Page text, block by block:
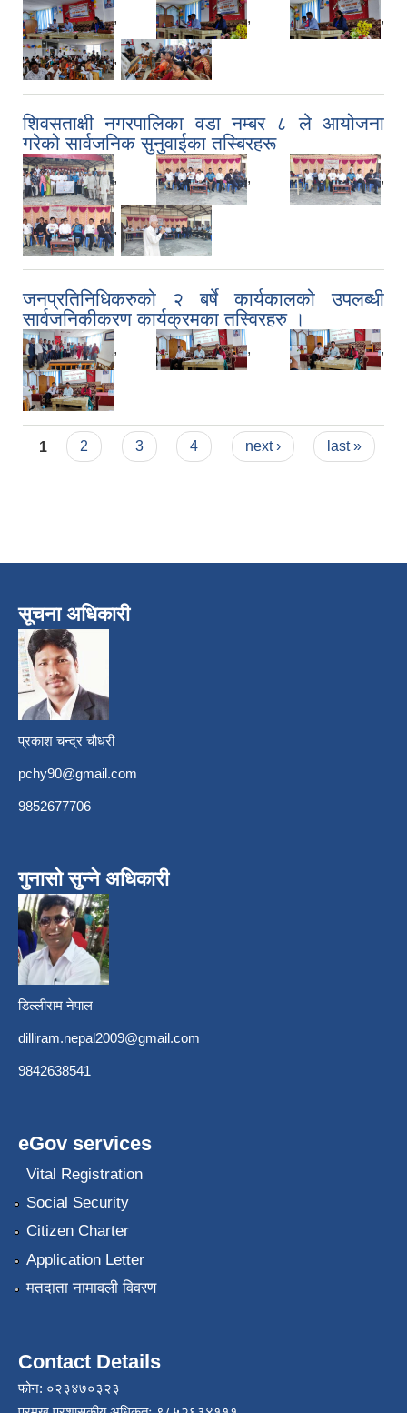
, , ,
,
शिवसताक्षी नगरपालिका वडा नम्बर ८ ले आयोजना
गरेको सार्वजनिक सुनुवाईका तस्बिरहरू
, , ,
,
जनप्रतिनिधिकरुको २ बर्षे कार्यकालको उपलब्धी
सार्वजनिकीकरण कार्यक्रमका तस्विरहरु ।
, , ,
Pages
1 2 3 4 next › last »
सूचना अधिकारी
प्रकाश चन्द्र चौधरी
pchy90@gmail.com
9852677706
गुनासो सुन्ने अधिकारी
डिल्लीराम नेपाल
dilliram.nepal2009@gmail.com
9842638541
eGov services
Vital Registration
Social Security
Citizen Charter
Application Letter
मतदाता नामावली विवरण
Contact Details
फोन: ०२३४७०३२३